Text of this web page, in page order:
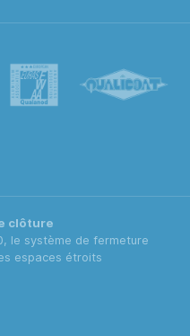
clôture
le système de fermeture
espaces étroits